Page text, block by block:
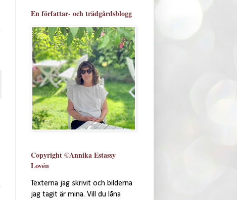
En författar- och trädgårdsblogg
Copyright ©Annika Estassy
Lovén
Texterna jag skrivit och bilderna
jag tagit är mina. Vill du låna